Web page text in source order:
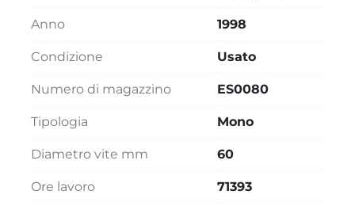
Anno 1998
Condizione Usato
Numero di magazzino ES0080
Tipologia Mono
Diametro vite mm 60
Ore lavoro 71393